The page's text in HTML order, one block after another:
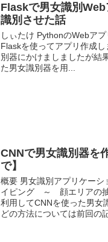
Flaskで男女識別
識別させた話
しぃたけ PythonのWebア
Flaskを使ってアプリ作成
別器にかけましましたが結
た男女識別器を用...
CNNで男女識別器を
で】
概要 男女識別アプリケー
イピング ～ 顔エリアの
利用してCNNを使った男女
どの方法については前回の記